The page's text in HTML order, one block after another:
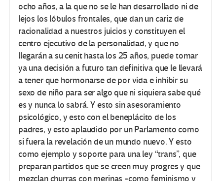
ocho años, a la que no se le han desarrollado ni de
lejos los lóbulos frontales, que dan un cariz de
racionalidad a nuestros juicios y constituyen el
centro ejecutivo de la personalidad, y que no
llegarán a su cenit hasta los 25 años, puede tomar
ya una decisión a futuro tan definitiva que le llevará
a tener que hormonarse de por vida e inhibir su
sexo de niño para ser algo que ni siquiera sabe qué
es y nunca lo sabrá. Y esto sin asesoramiento
psicológico, y esto con el beneplácito de los
padres, y esto aplaudido por un Parlamento como
si fuera la revelación de un mundo nuevo. Y esto
como ejemplo y soporte para una ley “trans”, que
preparan partidos que se creen muy progres y que